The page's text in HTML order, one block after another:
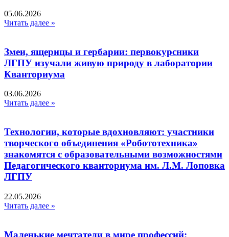
05.06.2026
Читать далее »
Змеи, ящерицы и гербарии: первокурсники
ЛГПУ изучали живую природу в лаборатории
Кванториума
03.06.2026
Читать далее »
Технологии, которые вдохновляют: участники
творческого объединения «Робототехника»
знакомятся с образовательными возможностями
Педагогического кванториума им. Л.М. Лоповка
ЛГПУ
22.05.2026
Читать далее »
Маленькие мечтатели в мире профессий: